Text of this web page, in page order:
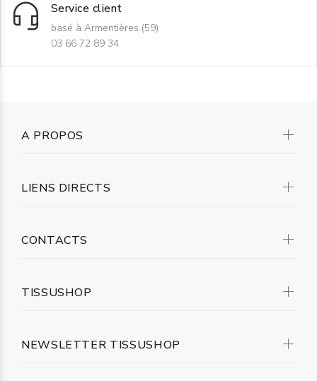
Service client
basé à Armentières (59)
03 66 72 89 34
NEWSLETTER TISSUSHOP
A PROPOS
LIENS DIRECTS
CONTACTS
TISSUSHOP